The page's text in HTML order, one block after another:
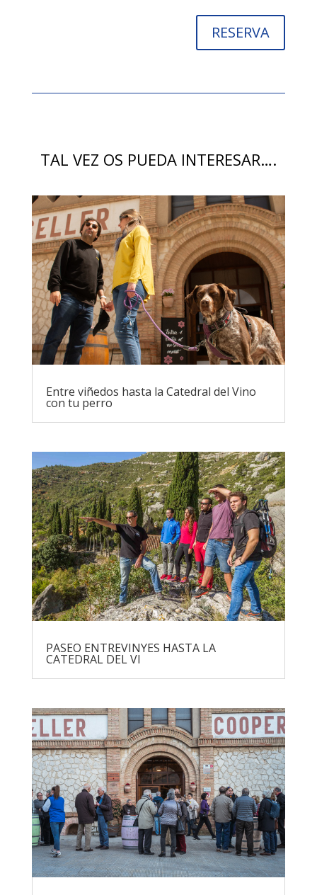
RESERVA
TAL VEZ OS PUEDA INTERESAR….
Entre viñedos hasta la Catedral del Vino
con tu perro
PASEO ENTREVINYES HASTA LA
CATEDRAL DEL VI